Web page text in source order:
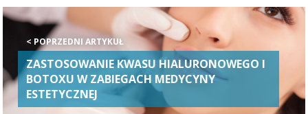
< POPRZEDNI ARTYKUŁ
ZASTOSOWANIE KWASU HIALURONOWEGO I
BOTOXU W ZABIEGACH MEDYCYNY
ESTETYCZNEJ